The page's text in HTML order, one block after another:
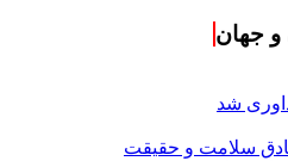
و جهان
شد
صادق سلامت و حقیقت